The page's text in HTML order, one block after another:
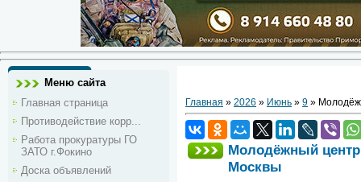
Меню сайта
Главная страница
Противодействие корр...
Работа прокуратуры ГО
ЗАТО г.Фокино
Доска объявлений
Главная » 2026 » Июнь » 9 »
Молодёжный
Москвы